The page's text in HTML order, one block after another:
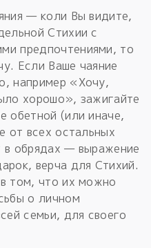
— коли Вы видите,
Стихии с
предпочтениями, то
Если Ваше чаяние
например «Хочу,
хорошо», зажигайте
обетной (или иначе,
от всех остальных
в обрядах — выражение
верча для Стихий.
том, что их можно
о личном
семьи, для своего